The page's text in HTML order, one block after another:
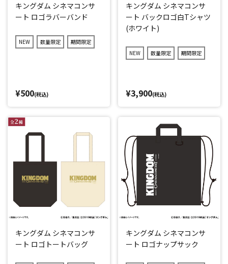
キングダム シネマコンサ
ート ロゴラバーバンド
NEW 数量限定 期間限定
¥500(税込)
キングダム シネマコンサ
ート バックロゴ白Tシャツ
(ホワイト)
NEW 数量限定 期間限定
¥3,900(税込)
キングダム シネマコンサ
ート ロゴトートバッグ
キングダム シネマコンサ
ート ロゴナップサック